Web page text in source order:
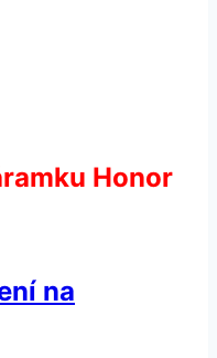
Honor
na